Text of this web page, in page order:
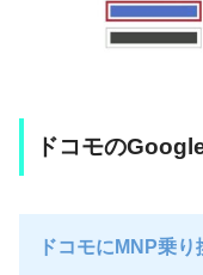
ドコモの
ドコモにMNP乗